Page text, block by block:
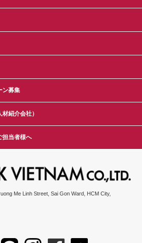
ン募集
紹介会社）
担当者様へ
Me Linh Street, Sai Gon Ward, HCM City,